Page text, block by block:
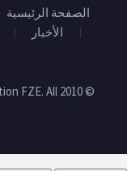
الصفحة الرئيسية
الأخبار
FZE. All